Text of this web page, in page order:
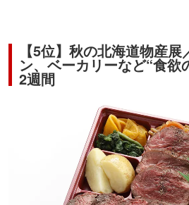
【5位】秋の北海道物産
ン、ベーカリーなど“食欲
2週間